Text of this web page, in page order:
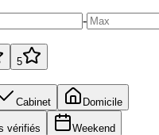
-
5
Cabinet Domicile
vérifiés Weekend